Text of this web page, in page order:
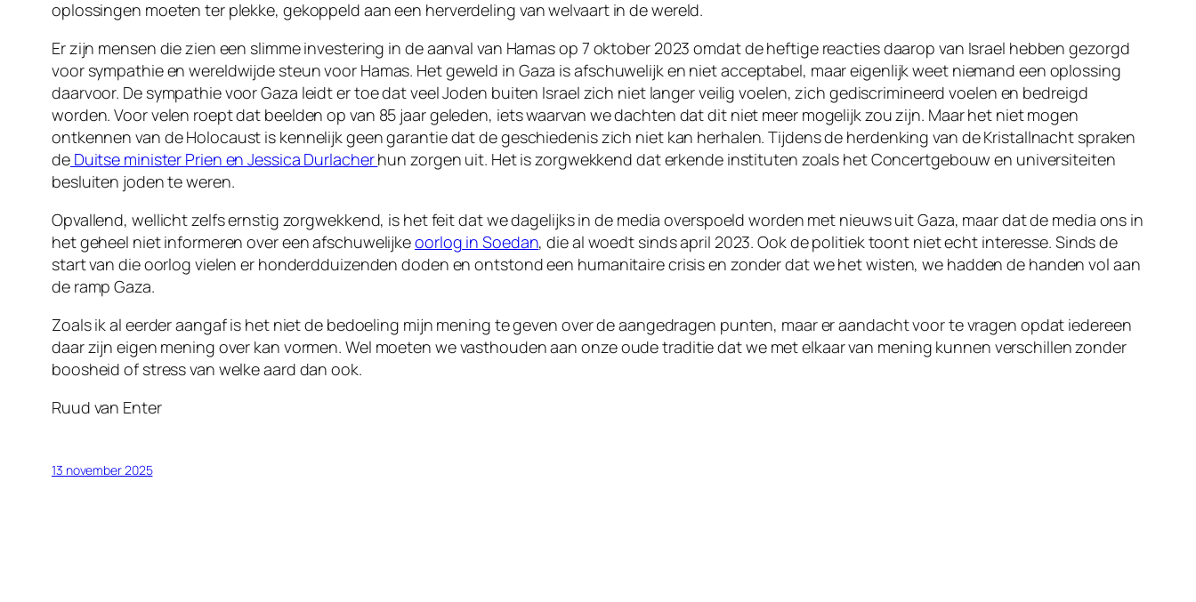
oplossingen moeten ter plekke, gekoppeld aan een herverdeling van welvaart in de wereld.
Er zijn mensen die zien een slimme investering in de aanval van Hamas op 7 oktober 2023 omdat de heftige reacties daarop van Israel hebben gezorgd
voor sympathie en wereldwijde steun voor Hamas. Het geweld in Gaza is afschuwelijk en niet acceptabel, maar eigenlijk weet niemand een oplossing
daarvoor. De sympathie voor Gaza leidt er toe dat veel Joden buiten Israel zich niet langer veilig voelen, zich gediscrimineerd voelen en bedreigd
worden. Voor velen roept dat beelden op van 85 jaar geleden, iets waarvan we dachten dat dit niet meer mogelijk zou zijn. Maar het niet mogen
ontkennen van de Holocaust is kennelijk geen garantie dat de geschiedenis zich niet kan herhalen. Tijdens de herdenking van de Kristallnacht spraken
deDuitse minister Prien en Jessica Durlacherhun zorgen uit. Het is zorgwekkend dat erkende instituten zoals het Concertgebouw en universiteiten
besluiten joden te weren.
Opvallend, wellicht zelfs ernstig zorgwekkend, is het feit dat we dagelijks in de media overspoeld worden met nieuws uit Gaza, maar dat de media ons in
het geheel niet informeren over een afschuwelijkeoorlog in Soedan, die al woedt sinds april 2023. Ook de politiek toont niet echt interesse. Sinds de
start van die oorlog vielen er honderdduizenden doden en ontstond een humanitaire crisis en zonder dat we het wisten, we hadden de handen vol aan
de ramp Gaza.
Zoals ik al eerder aangaf is het niet de bedoeling mijn mening te geven over de aangedragen punten, maar er aandacht voor te vragen opdat iedereen
daar zijn eigen mening over kan vormen. Wel moeten we vasthouden aan onze oude traditie dat we met elkaar van mening kunnen verschillen zonder
boosheid of stress van welke aard dan ook.
Ruud van Enter
13 november 2025